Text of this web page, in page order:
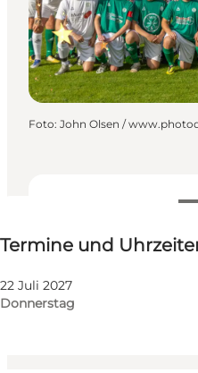
Termine und
Termine und
22 Juli 2027
Donnerstag
Website besuchen
Kinder, Freunde,
Foto: John Olsen /